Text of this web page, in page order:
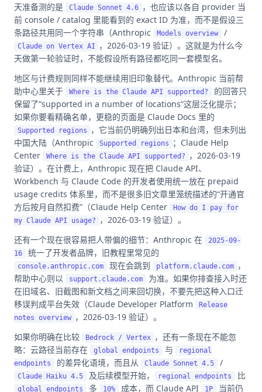
天准备测的是
Claude Sonnet 4.6 ，也应该以各自 provider 当
前 console / catalog 里能看到的 exact ID 为准，而不是假设三
条路径共用同一个字符串（Anthropic
Models overview /
Claude on Vertex AI
，2026-03-19 验证）。这就是为什么今
天做第一轮验证时，不能假设所有路径都吃同一套模型名。
地区与计费规则同样不能继续用旧印象替代。Anthropic 当前帮
助中心里关于
Where is the Claude API supported?
的回答只
保留了“supported in a number of locations”这层泛化提示；
如果你要看精确名单，更稳的页面是 Claude Docs 里的
Supported regions
，它当前仍明确列出日本和台湾，但未列出
中国大陆（Anthropic
Supported regions
；Claude Help
Center
Where is the Claude API supported?
，2026-03-19
验证）。在计费上，Anthropic 现在把 Claude API、
Workbench 与 Claude Code 的开发者使用统一放在 prepaid
usage credits 体系里，而不是很多旧文章里笼统描述的“开通官
方后按月自然扣费”（Claude Help Center
How do I pay for
my Claude API usage?
，2026-03-19 验证）。
还有一个现在很容易把人带偏的细节：Anthropic 在
2025-09-
16
统一了开发者品牌，旧教程里常见的
console.anthropic.com 现在会跳到 platform.claude.com ，
帮助中心则以
support.claude.com
为准。如果你排查接入时还
在旧域名、旧截图和新文档之间来回切换，不要先把这种入口迁
移误判成平台失效（Claude Developer Platform
Release
notes overview ，2026-03-19 验证）。
如果你明确在比较
Bedrock / Vertex ，还有一条现在不能忽
略：云路径当前存在
global endpoints 与
regional
endpoints
的差异化语境，而且从 Claude Sonnet 4.5 /
Claude Haiku 4.5 及后续模型开始， regional endpoints 比
global endpoints 多 10% 成本，而 Claude API 1P 当前仍